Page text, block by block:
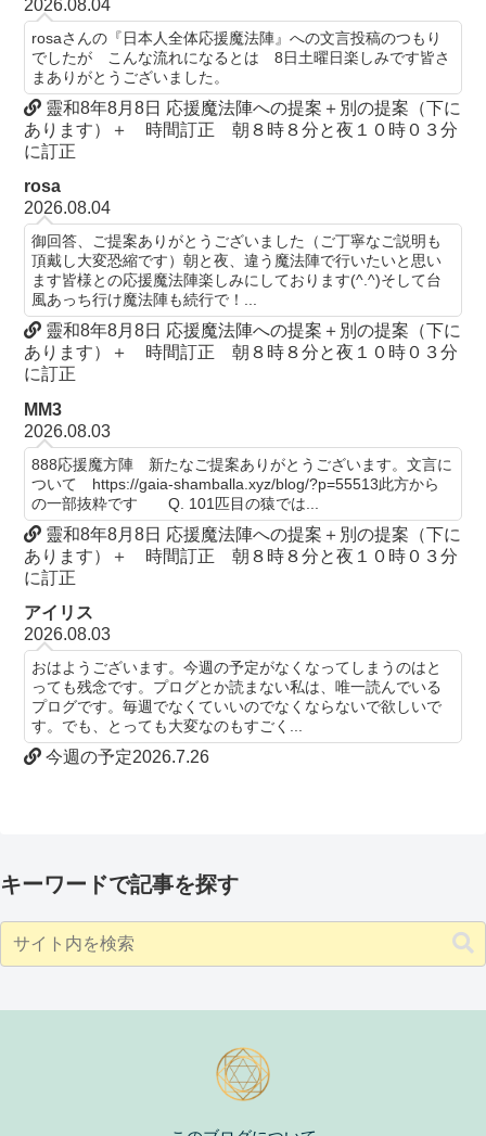
2026.08.04
rosaさんの『日本人全体応援魔法陣』への文言投稿のつもり
でしたが こんな流れになるとは 8日土曜日楽しみです皆さ
まありがとうございました。
靈和8年8月8日 応援魔法陣への提案＋別の提案（下に
あります）＋ 時間訂正 朝８時８分と夜１０時０３分
に訂正
rosa
2026.08.04
御回答、ご提案ありがとうございました（ご丁寧なご説明も
頂戴し大変恐縮です）朝と夜、違う魔法陣で行いたいと思い
ます皆様との応援魔法陣楽しみにしております(^.^)そして台
風あっち行け魔法陣も続行で！...
靈和8年8月8日 応援魔法陣への提案＋別の提案（下に
あります）＋ 時間訂正 朝８時８分と夜１０時０３分
に訂正
MM3
2026.08.03
888応援魔方陣 新たなご提案ありがとうございます。文言に
ついて https://gaia-shamballa.xyz/blog/?p=55513此方から
の一部抜粋です Q. 101匹目の猿では...
靈和8年8月8日 応援魔法陣への提案＋別の提案（下に
あります）＋ 時間訂正 朝８時８分と夜１０時０３分
に訂正
アイリス
2026.08.03
おはようございます。今週の予定がなくなってしまうのはと
っても残念です。プログとか読まない私は、唯一読んでいる
プログです。毎週でなくていいのでなくならないで欲しいで
す。でも、とっても大変なのもすごく...
今週の予定2026.7.26
キーワードで記事を探す